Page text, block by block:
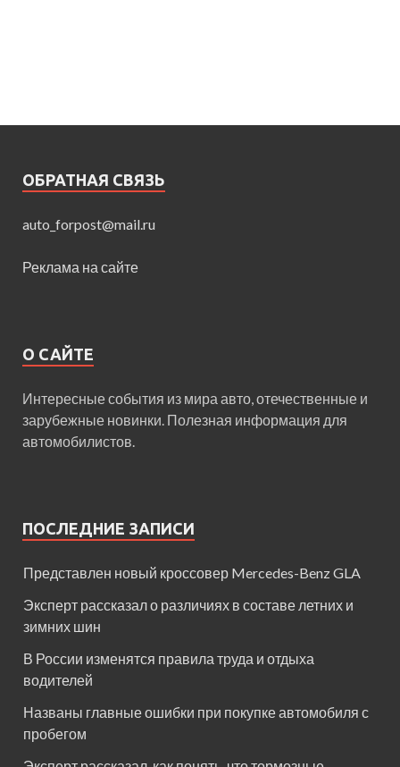
ОБРАТНАЯ СВЯЗЬ
auto_forpost@mail.ru
Реклама на сайте
О САЙТЕ
Интересные события из мира авто, отечественные и
зарубежные новинки. Полезная информация для
автомобилистов.
ПОСЛЕДНИЕ ЗАПИСИ
Представлен новый кроссовер Mercedes-Benz GLA
Эксперт рассказал о различиях в составе летних и
зимних шин
В России изменятся правила труда и отдыха
водителей
Названы главные ошибки при покупке автомобиля с
пробегом